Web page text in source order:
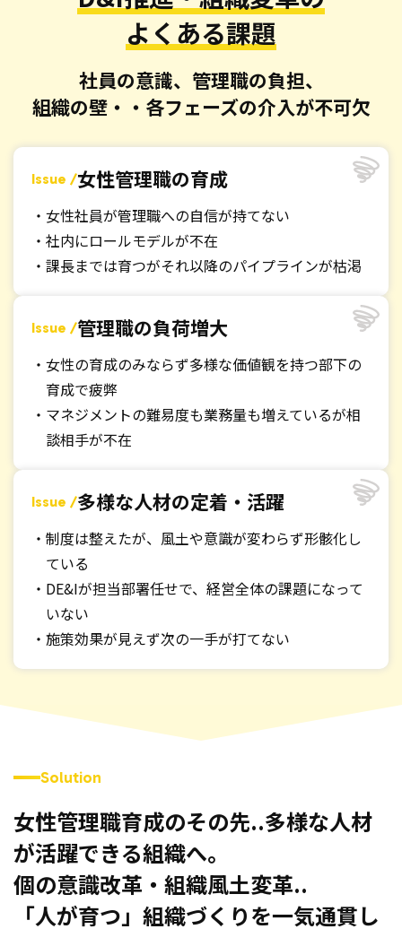
よくある課題
社員の意識、管理職の負担、
組織の壁・・各フェーズの介入が不可欠
女性管理職の育成
女性社員が管理職への自信が持てない
社内にロールモデルが不在
課長までは育つがそれ以降のパイプラインが枯渇
管理職の負荷増大
女性の育成のみならず多様な価値観を持つ部下の
育成で疲弊
マネジメントの難易度も業務量も増えているが相
談相手が不在
多様な人材の定着・活躍
制度は整えたが、風土や意識が変わらず形骸化し
ている
DE&Iが担当部署任せで、経営全体の課題になって
いない
施策効果が見えず次の一手が打てない
Solution
女性管理職育成のその先..多様な人材
が活躍できる組織へ。
個の意識改革・組織風土変革..
「人が育つ」組織づくりを一気通貫し